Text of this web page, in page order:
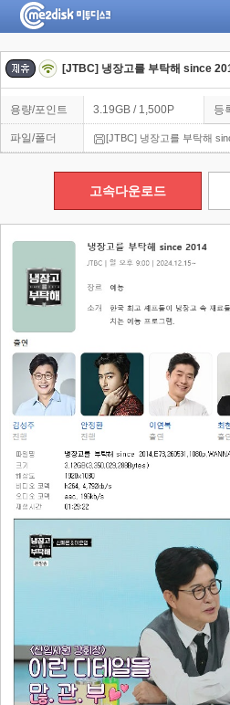
용량/포인트 3.19GB / 1,500P 등
파일/폴더 [JTBC] 냉장고를 부탁해
고속다운로드